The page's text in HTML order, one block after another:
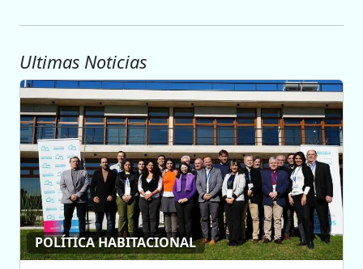
Ultimas Noticias
POLÍTICA HABITACIONAL